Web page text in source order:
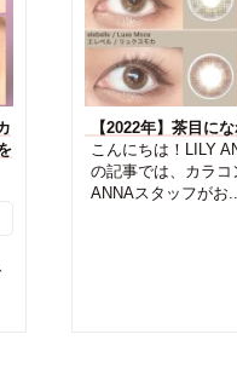
【2022年】茶目に
こんにちは！LILY
の記事では、カラ
ANNAスタッフがお